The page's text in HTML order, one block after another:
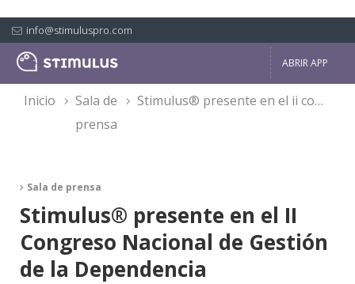
info@stimuluspro.com
ABRIR APP
inicio
sala de
prensa
stimulus® presente en el ii congreso nacional de gestión de la dependencia
Stimulus® presente en el II
Congreso Nacional de Gestión
de la Dependencia
Sala de prensa